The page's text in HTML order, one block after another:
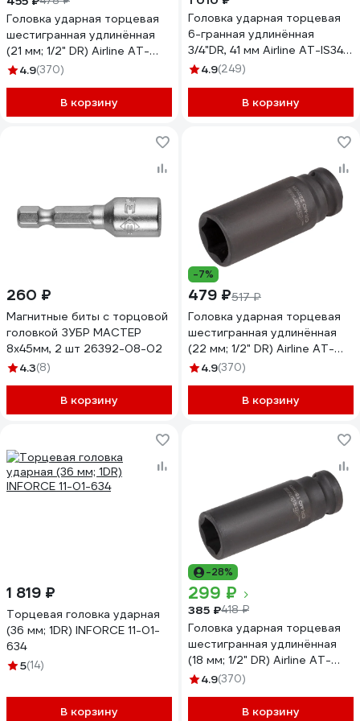
Головка ударная торцевая
шестигранная удлинённая
(21 мм; 1/2" DR) Airline AT-
IS12-32
4.9(370)
В корзину
Головка ударная торцевая
6-гранная удлинённая
3/4"DR, 41 мм Airline AT-IS34-
424.9(249)
В корзину
260 ₽
Магнитные биты с торцовой
головкой ЗУБР МАСТЕР
8х45мм, 2 шт 26392-08-02
4.3(8)
В корзину
-7%
479 ₽517 ₽
Головка ударная торцевая
шестигранная удлинённая
(22 мм; 1/2" DR) Airline AT-
IS12-33
4.9(370)
В корзину
1 819 ₽
Торцевая головка ударная
(36 мм; 1DR) INFORCE 11-01-
634
5(14)
В корзину
-28%
299 ₽
385 ₽418 ₽
Головка ударная торцевая
шестигранная удлинённая
(18 мм; 1/2" DR) Airline AT-
IS12-30
4.9(370)
В корзину